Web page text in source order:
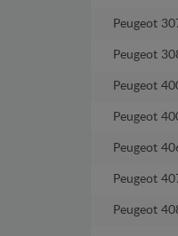
Peugeot
Peugeot
Peugeot
Peugeot
Peugeot
Peugeot
Peugeot